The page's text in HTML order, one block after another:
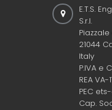
E.T.S.
S.r.l.
21044
Italy
P.IVA e
REA
PEC
Cap.